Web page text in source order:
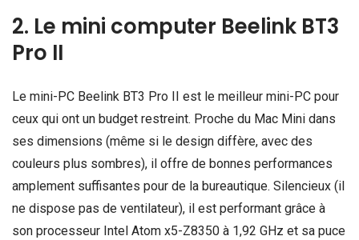
2. Le mini computer Beelink BT3
Pro II
Le mini-PC Beelink BT3 Pro II est le meilleur mini-PC pour
ceux qui ont un budget restreint. Proche du Mac Mini dans
ses dimensions (même si le design diffère, avec des
couleurs plus sombres), il offre de bonnes performances
amplement suffisantes pour de la bureautique. Silencieux (il
ne dispose pas de ventilateur), il est performant grâce à
son processeur Intel Atom x5-Z8350 à 1,92 GHz et sa puce